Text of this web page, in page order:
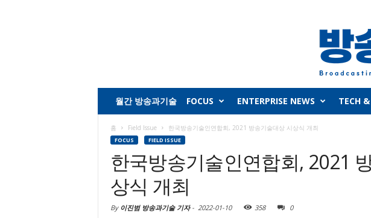
월간 방송과기술 FOCUS ENTERPRISE NEWS TECH
홈 Field Issue 한국방송기술인연합회, 2021 방송기술대상 시상식 개최
FOCUS FIELD ISSUE
한국방송기술인연합회, 2021
상식 개최
By 이진범 방송과기술 기자- 2022-01-10 358 0